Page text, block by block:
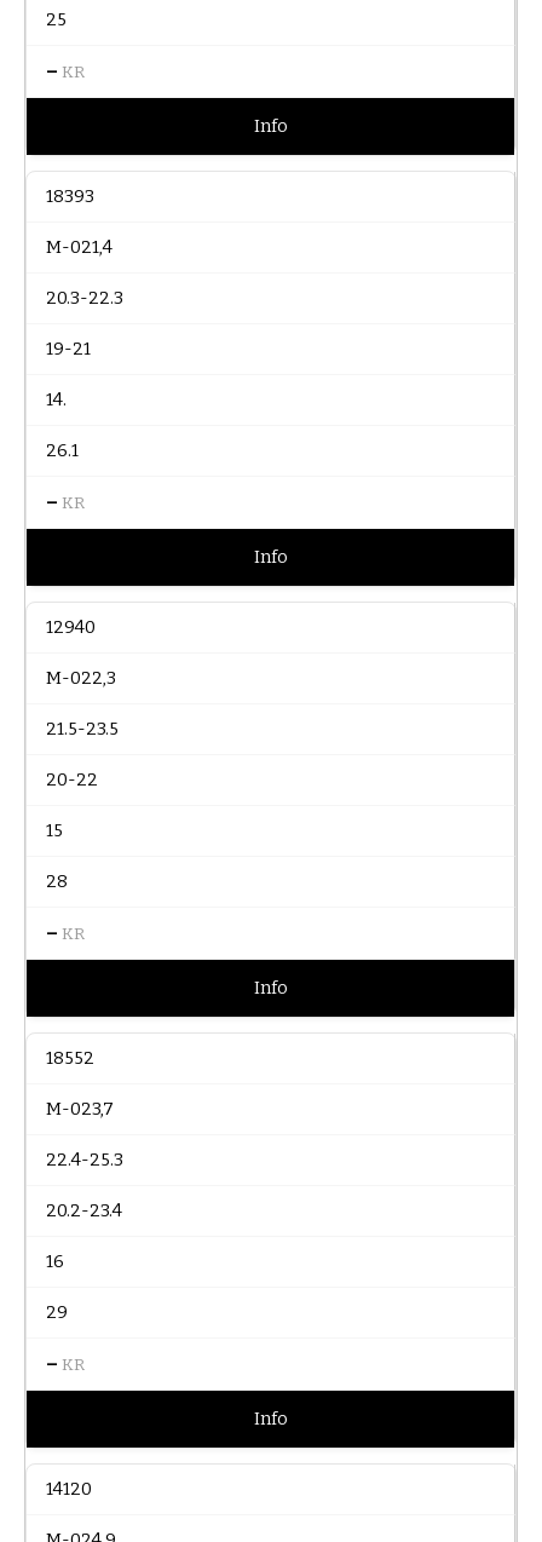
25
– KR
Info
18393
M-021,4
20.3-22.3
19-21
14.
26.1
– KR
Info
12940
M-022,3
21.5-23.5
20-22
15
28
– KR
Info
18552
M-023,7
22.4-25.3
20.2-23.4
16
29
– KR
Info
14120